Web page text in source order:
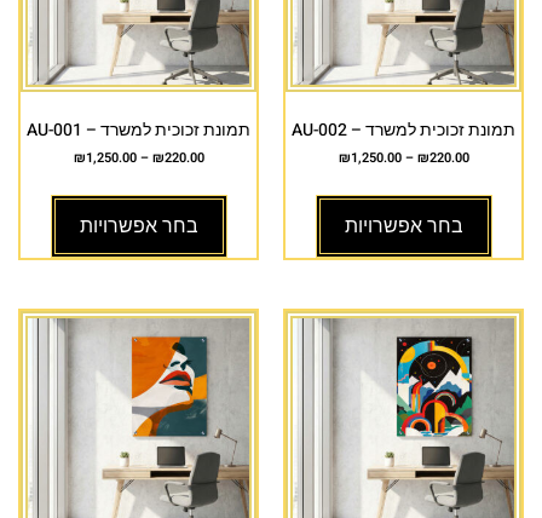
תמונת זכוכית למשרד – AU-002
₪220.00
–
₪1,250.00
בחר אפשרויות
תמונת זכוכית למשרד – AU-001
₪220.00
–
₪1,250.00
בחר אפשרויות